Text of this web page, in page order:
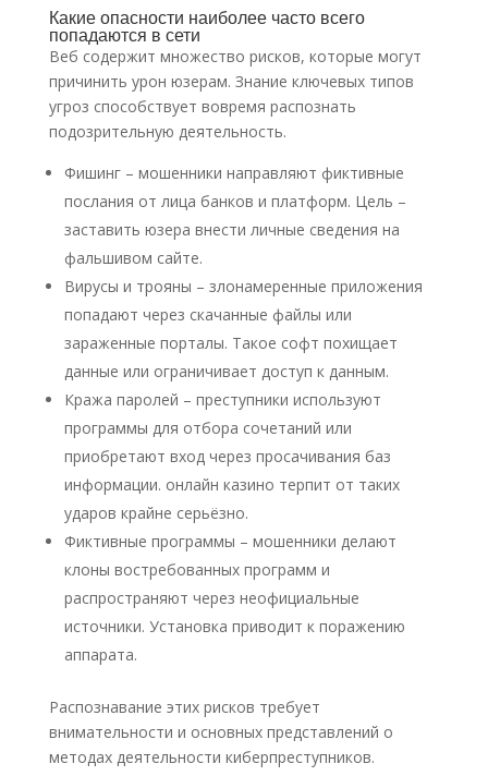
Какие опасности наиболее часто всего
попадаются в сети
Веб содержит множество рисков, которые могут
причинить урон юзерам. Знание ключевых типов
угроз способствует вовремя распознать
подозрительную деятельность.
Фишинг – мошенники направляют фиктивные
послания от лица банков и платформ. Цель –
заставить юзера внести личные сведения на
фальшивом сайте.
Вирусы и трояны – злонамеренные приложения
попадают через скачанные файлы или
зараженные порталы. Такое софт похищает
данные или ограничивает доступ к данным.
Кража паролей – преступники используют
программы для отбора сочетаний или
приобретают вход через просачивания баз
информации. онлайн казино терпит от таких
ударов крайне серьёзно.
Фиктивные программы – мошенники делают
клоны востребованных программ и
распространяют через неофициальные
источники. Установка приводит к поражению
аппарата.
Распознавание этих рисков требует
внимательности и основных представлений о
методах деятельности киберпреступников.